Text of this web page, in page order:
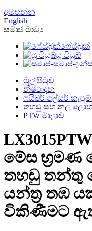
අමතන්න
English
සමාජ මාධ්‍ය
ෆේස්බුක්
යූ ටියුබ්
මුල් පිටුව
නිෂ්පාදන
ෆයිබර් ලේසර් කැපුම්
තහඩු සහ නල ලෝහ
PTW මාලාව
මේස
තහඩු තන්තු
යන්ත්‍ර තඹ
විකිණීමට